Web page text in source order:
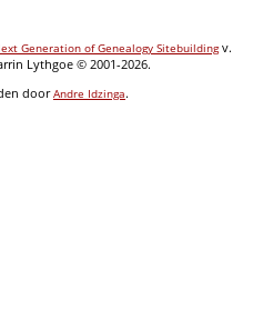
Generation of Genealogy Sitebuildingv.
Lythgoe © 2001-2026.
doorAndre Idzinga.